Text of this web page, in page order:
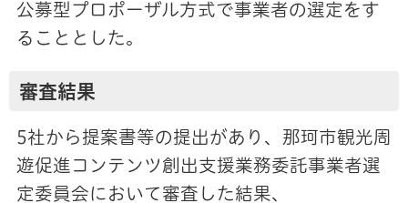
公募型プロポーザル方式で事業者の選定をす
ることとした。
審査結果
5社から提案書等の提出があり、那珂市観光周
遊促進コンテンツ創出支援業務委託事業者選
定委員会において審査した結果、